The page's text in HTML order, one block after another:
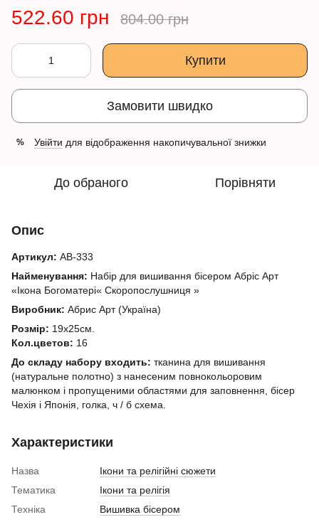
522.60 грн 804.00 грн
Купити
Замовити швидко
% Увійти для відображення накопичувальної знижки
До обраного Порівняти
Опис
Артикул: АВ-333
Найменування: Набір для вишивання бісером Абріс Арт
«Ікона Богоматері« Скоропослушниця »
Виробник: Абрис Арт (Україна)
Розмір: 19х25см.
Кол.цветов: 16
До складу набору входить: тканина для вишивання
(натуральне полотно) з нанесеним повнокольоровим
малюнком і пропущеними областями для заповнення, бісер
Чехія і Японія, голка, ч / б схема.
Характеристики
Назва
Ікони та релігійні сюжети
Тематика
Ікони та релігія
Техніка
Вишивка бісером